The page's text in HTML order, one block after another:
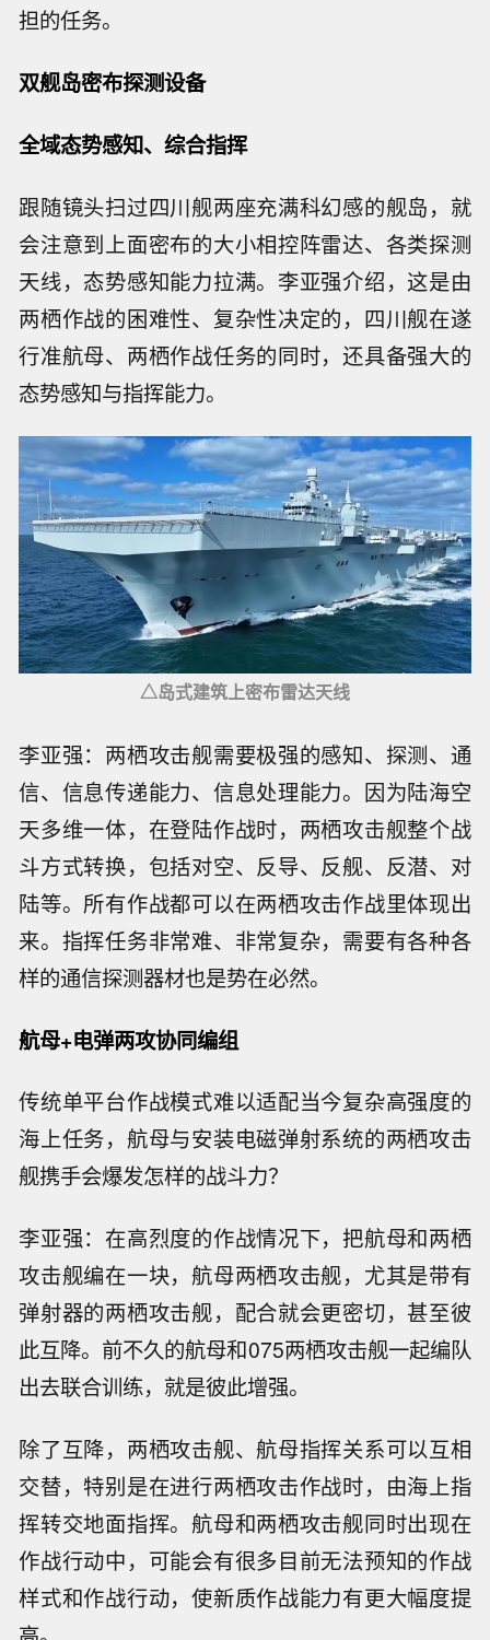
担的任务。
双舰岛密布探测设备
全域态势感知、综合指挥
跟随镜头扫过四川舰两座充满科幻感的舰岛，就
会注意到上面密布的大小相控阵雷达、各类探测
天线，态势感知能力拉满。李亚强介绍，这是由
两栖作战的困难性、复杂性决定的，四川舰在遂
行准航母、两栖作战任务的同时，还具备强大的
态势感知与指挥能力。
△岛式建筑上密布雷达天线
李亚强：两栖攻击舰需要极强的感知、探测、通
信、信息传递能力、信息处理能力。因为陆海空
天多维一体，在登陆作战时，两栖攻击舰整个战
斗方式转换，包括对空、反导、反舰、反潜、对
陆等。所有作战都可以在两栖攻击作战里体现出
来。指挥任务非常难、非常复杂，需要有各种各
样的通信探测器材也是势在必然。
航母+电弹两攻协同编组
传统单平台作战模式难以适配当今复杂高强度的
海上任务，航母与安装电磁弹射系统的两栖攻击
舰携手会爆发怎样的战斗力？
李亚强：在高烈度的作战情况下，把航母和两栖
攻击舰编在一块，航母两栖攻击舰，尤其是带有
弹射器的两栖攻击舰，配合就会更密切，甚至彼
此互降。前不久的航母和075两栖攻击舰一起编队
出去联合训练，就是彼此增强。
除了互降，两栖攻击舰、航母指挥关系可以互相
交替，特别是在进行两栖攻击作战时，由海上指
挥转交地面指挥。航母和两栖攻击舰同时出现在
作战行动中，可能会有很多目前无法预知的作战
样式和作战行动，使新质作战能力有更大幅度提